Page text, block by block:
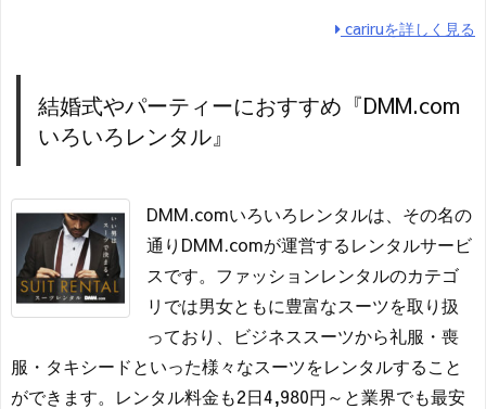
cariruを詳しく見る
結婚式やパーティーにおすすめ『DMM.com
いろいろレンタル』
DMM.comいろいろレンタルは、その名の
通りDMM.comが運営するレンタルサービ
スです。ファッションレンタルのカテゴ
リでは男女ともに豊富なスーツを取り扱
っており、ビジネススーツから礼服・喪
服・タキシードといった様々なスーツをレンタルすること
ができます。レンタル料金も2日4,980円～と業界でも最安